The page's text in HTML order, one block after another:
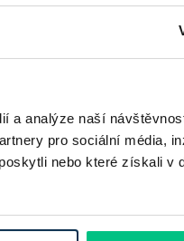
a analýze naší
pro sociální média,
nebo které získali v
který
k&nbsp;vlastnímu
za vypůjčení